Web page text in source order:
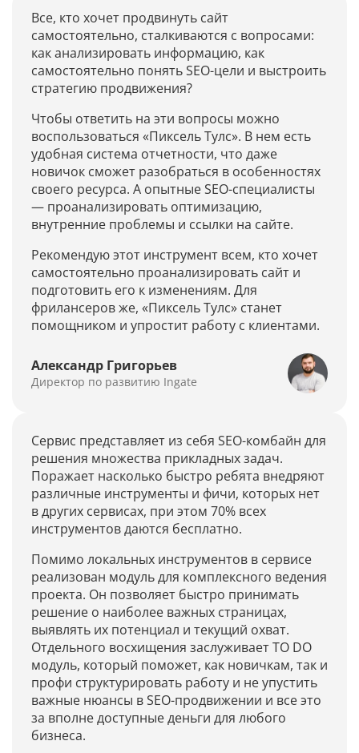
Все, кто хочет продвинуть сайт
самостоятельно, сталкиваются с вопросами:
как анализировать информацию, как
самостоятельно понять SEO-цели и выстроить
стратегию продвижения?
Чтобы ответить на эти вопросы можно
воспользоваться «Пиксель Тулс». В нем есть
удобная система отчетности, что даже
новичок сможет разобраться в особенностях
своего ресурса. А опытные SEO-специалисты
— проанализировать оптимизацию,
внутренние проблемы и ссылки на сайте.
Рекомендую этот инструмент всем, кто хочет
самостоятельно проанализировать сайт и
подготовить его к изменениям. Для
фрилансеров же, «Пиксель Тулс» станет
помощником и упростит работу с клиентами.
Александр Григорьев
Директор по развитию Ingate
Сервис представляет из себя SEO-комбайн для
решения множества прикладных задач.
Поражает насколько быстро ребята внедряют
различные инструменты и фичи, которых нет
в других сервисах, при этом 70% всех
инструментов даются бесплатно.
Помимо локальных инструментов в сервисе
реализован модуль для комплексного ведения
проекта. Он позволяет быстро принимать
решение о наиболее важных страницах,
выявлять их потенциал и текущий охват.
Отдельного восхищения заслуживает TO DO
модуль, который поможет, как новичкам, так и
профи структурировать работу и не упустить
важные нюансы в SEO-продвижении и все это
за вполне доступные деньги для любого
бизнеса.